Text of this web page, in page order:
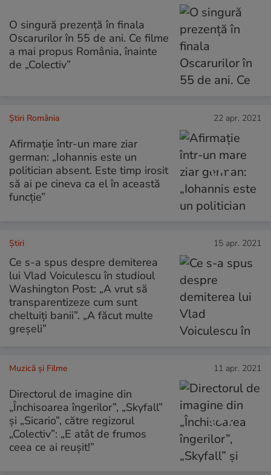
O singură prezență în finala
Oscarurilor în 55 de ani. Ce filme
a mai propus România, înainte
de „Colectiv”
Știri România 22 apr. 2021
Afirmație într-un mare ziar
german: „Iohannis este un
politician absent. Este timp irosit
să ai pe cineva ca el în această
funcție”
Ştiri 15 apr. 2021
Ce s-a spus despre demiterea
lui Vlad Voiculescu în studioul
Washington Post: „A vrut să
transparentizeze cum sunt
cheltuiți banii”. „A făcut multe
greșeli”
Muzică și Filme 11 apr. 2021
Directorul de imagine din
„Închisoarea îngerilor”, „Skyfall”
și „Sicario”, către regizorul
„Colectiv”: „E atât de frumos
ceea ce ai reușit!”